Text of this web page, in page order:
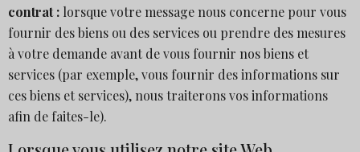
contrat : lorsque votre message nous concerne pour vous
fournir des biens ou des services ou prendre des mesures
à votre demande avant de vous fournir nos biens et
services (par exemple, vous fournir des informations sur
ces biens et services), nous traiterons vos informations
afin de faites-le).